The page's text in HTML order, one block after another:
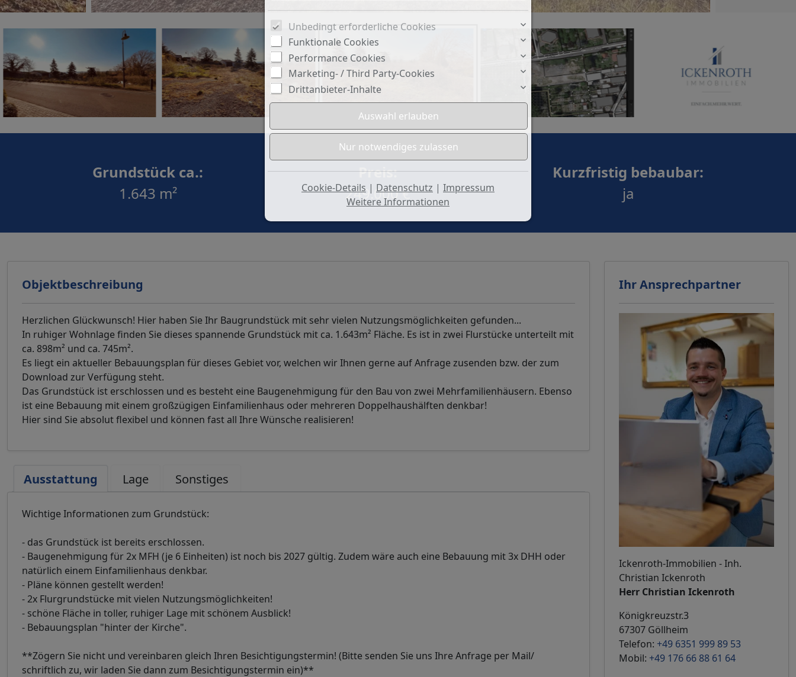
Grundstück ca.:
1.643 m²
Preis:
249.000 €
Kurzfristig bebaubar:
ja
Objektbeschreibung
Herzlichen Glückwunsch! Hier haben Sie Ihr Baugrundstück mit sehr vielen Nutzungsmöglichkeiten gefunden...
In ruhiger Wohnlage finden Sie dieses spannende Grundstück mit ca. 1.643m² Fläche. Es ist in zwei Flurstücke unterteilt mit
ca. 898m² und ca. 745m².
Es liegt ein aktueller Bebauungsplan für dieses Gebiet vor, welchen wir Ihnen gerne auf Anfrage zusenden bzw. der zum
Download zur Verfügung steht.
Das Grundstück ist erschlossen und es besteht eine Baugenehmigung für den Bau von zwei Mehrfamilienhäusern. Ebenso
ist eine Bebauung mit einem großzügigen Einfamilienhaus oder mehreren Doppelhaushälften denkbar!
Hier sind Sie absolut flexibel und können fast all Ihre Wünsche realisieren!
Ausstattung Lage Sonstiges
Wichtige Informationen zum Grundstück:
- das Grundstück ist bereits erschlossen.
- Baugenehmigung für 2x MFH (je 6 Einheiten) ist noch bis 2027 gültig. Zudem wäre auch eine Bebauung mit 3x DHH oder
natürlich einem Einfamilienhaus denkbar.
- Pläne können gestellt werden!
- 2x Flurgrundstücke mit vielen Nutzungsmöglichkeiten!
- schöne Fläche in toller, ruhiger Lage mit schönem Ausblick!
- Bebauungsplan "hinter der Kirche".
**Zögern Sie nicht und vereinbaren gleich Ihren Besichtigungstermin! (Bitte senden Sie uns Ihre Anfrage per Mail/
schriftlich zu, wir laden Sie dann zum Besichtigungstermin ein)**
Ihr Ansprechpartner
Ickenroth-Immobilien - Inh.
Christian Ickenroth
Herr Christian Ickenroth
Königkreuzstr.3
67307 Göllheim
Telefon: +49 6351 999 89 53
Mobil: +49 176 66 88 61 64
Unbedingt erforderliche Cookies
Funktionale Cookies
Performance Cookies
Marketing- / Third Party-Cookies
Drittanbieter-Inhalte
Cookie-Details | Datenschutz | Impressum
Weitere Informationen
Auswahl erlauben:
Es werden nur Drittanbieter-Inhalte oder die
Arten zugelassen die Sie in den Checkboxen
Nur notwendiges zulassen:
Es werden nur die technisch notwendigen
zugelassen und keine Drittanbieter-Inhalte.